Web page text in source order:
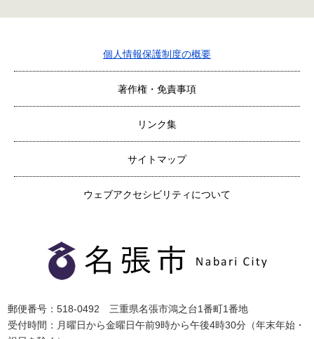
個人情報保護制度の概要
著作権・免責事項
リンク集
サイトマップ
ウェブアクセシビリティについて
郵便番号：518-0492 三重県名張市鴻之台1番町1番地
受付時間：月曜日から金曜日午前9時から午後4時30分（年末年始・